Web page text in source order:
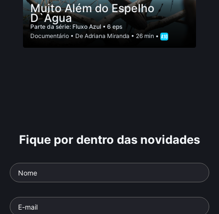
Muito Além do Espelho
D`Água
Parte da série: Fluxo Azul • 6 eps
Documentário • De Adriana Miranda • 26 min •
Fique por dentro das novidades